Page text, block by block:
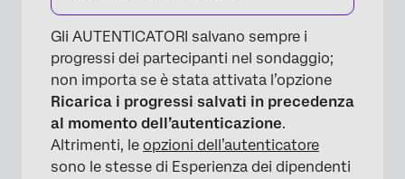
Gli AUTENTICATORI salvano sempre i
progressi dei partecipanti nel sondaggio;
non importa se è stata attivata l’opzione
Ricarica i progressi salvati in precedenza
al momento dell’autenticazione.
Altrimenti, le opzioni dell’autenticatore
sono le stesse di Esperienza dei dipendenti